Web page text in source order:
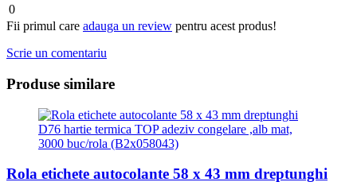
0
Fii primul care adauga un review pentru acest produs!
Scrie un comentariu
Produse similare
Rola etichete autocolante 58 x 43 mm dreptunghi